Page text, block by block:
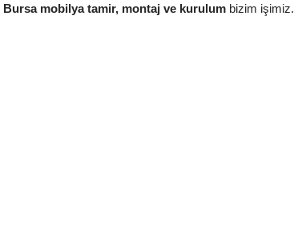
Bursa mobilya tamir, montaj ve kurulumbizim işimiz.